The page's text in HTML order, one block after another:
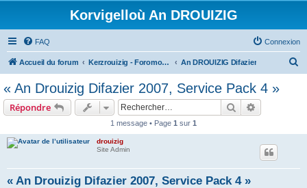
Korvigelloù An DROUIZIG
FAQ Connexion
Accueil du forum Kerzrouizig - Foromoù An Drouizig An DROUIZIG Difazier
« An Drouizig Difazier 2007, Service Pack 4 »
Répondre Rechercher
1 message • Page 1 sur 1
drouizig
Site Admin
« An Drouizig Difazier 2007, Service Pack 4 »